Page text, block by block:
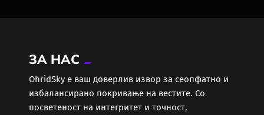
Црна Хроника
Шоубиз
ЗА НАС
ОhridSky е ваш доверлив извор за сеопфатно и
избалансирано покривање на вестите. Со
посветеност на интегритет и точност,